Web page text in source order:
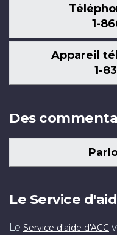
1-
Appareil
1-
Des
Le Service
Le Service d'aide d'ACC